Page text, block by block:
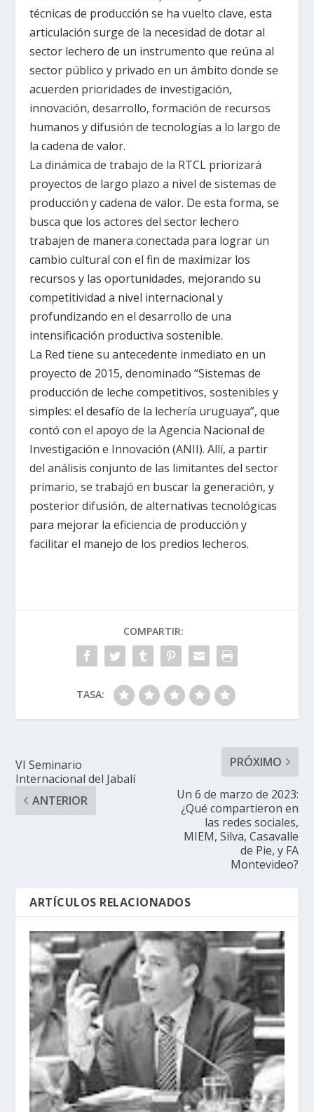
técnicas de producción se ha vuelto clave, esta
articulación surge de la necesidad de dotar al
sector lechero de un instrumento que reúna al
sector público y privado en un ámbito donde se
acuerden prioridades de investigación,
innovación, desarrollo, formación de recursos
humanos y difusión de tecnologías a lo largo de
la cadena de valor.
La dinámica de trabajo de la RTCL priorizará
proyectos de largo plazo a nivel de sistemas de
producción y cadena de valor. De esta forma, se
busca que los actores del sector lechero
trabajen de manera conectada para lograr un
cambio cultural con el fin de maximizar los
recursos y las oportunidades, mejorando su
competitividad a nivel internacional y
profundizando en el desarrollo de una
intensificación productiva sostenible.
La Red tiene su antecedente inmediato en un
proyecto de 2015, denominado “Sistemas de
producción de leche competitivos, sostenibles y
simples: el desafío de la lechería uruguaya”, que
contó con el apoyo de la Agencia Nacional de
Investigación e Innovación (ANII). Allí, a partir
del análisis conjunto de las limitantes del sector
primario, se trabajó en buscar la generación, y
posterior difusión, de alternativas tecnológicas
para mejorar la eficiencia de producción y
facilitar el manejo de los predios lecheros.
COMPARTIR:
TASA:
VI Seminario
Internacional del Jabalí
ANTERIOR
PRÓXIMO
Un 6 de marzo de 2023:
¿Qué compartieron en
las redes sociales,
MIEM, Silva, Casavalle
de Pie, y FA
Montevideo?
ARTÍCULOS RELACIONADOS